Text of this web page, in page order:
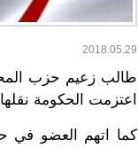
2018.05.29
طالب زعيم حزب
اعتزمت الحكومة
كما اتهم العضو في